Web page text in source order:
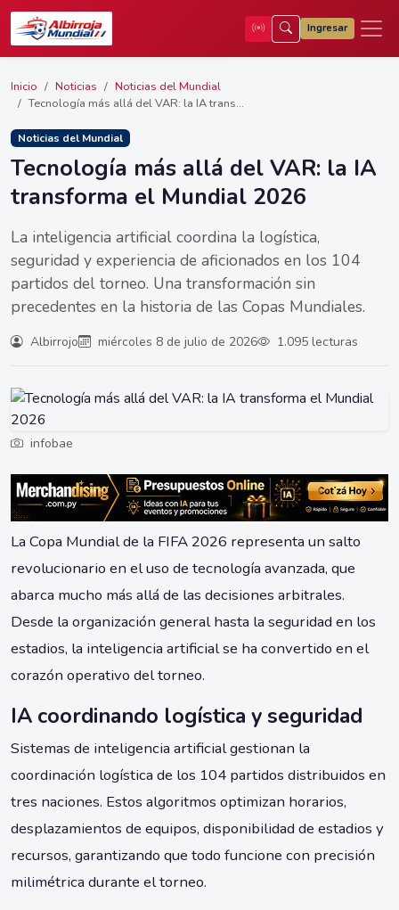
Ingresar
Inicio Noticias
Noticias del Mundial
Tecnología más allá del VAR: la IA trans...
Noticias del Mundial
Tecnología más allá del VAR: la IA
transforma el Mundial 2026
La inteligencia artificial coordina la logística,
seguridad y experiencia de aficionados en los 104
partidos del torneo. Una transformación sin
precedentes en la historia de las Copas Mundiales.
Albirrojo miércoles 8 de julio de 2026 1.095 lecturas
infobae
La Copa Mundial de la FIFA 2026 representa un salto
revolucionario en el uso de tecnología avanzada, que
abarca mucho más allá de las decisiones arbitrales.
Desde la organización general hasta la seguridad en los
estadios, la inteligencia artificial se ha convertido en el
corazón operativo del torneo.
IA coordinando logística y seguridad
Sistemas de inteligencia artificial gestionan la
coordinación logística de los 104 partidos distribuidos en
tres naciones. Estos algoritmos optimizan horarios,
desplazamientos de equipos, disponibilidad de estadios y
recursos, garantizando que todo funcione con precisión
milimétrica durante el torneo.